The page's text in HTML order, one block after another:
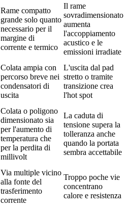
Rame compatto
grande solo quanto
necessario per il
margine di
corrente e termico
Il rame
sovradimensionato
aumenta
l'accoppiamento
acustico e le
emissioni irradiate
Colata ampia con
percorso breve nei
condensatori di
uscita
L'uscita dal pad
stretto o tramite
transizione crea
l'hot spot
Colata o poligono
dimensionato sia
per l'aumento di
temperatura che
per la perdita di
millivolt
La caduta di
tensione supera la
tolleranza anche
quando la portata
sembra accettabile
Via multiple vicino
alla fonte del
trasferimento
corrente
Troppo poche vie
concentrano
calore e resistenza